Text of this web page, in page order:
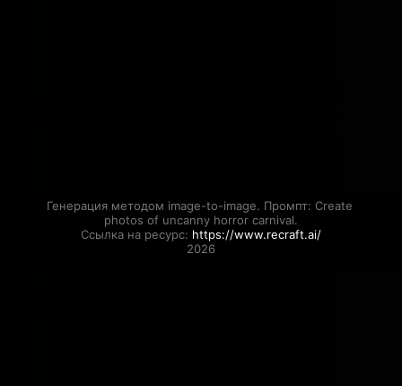
Генерация методом image-to-image. Промпт: Create
photos of uncanny horror carnival.
Ссылка на ресурс: https://www.recraft.ai/
2026